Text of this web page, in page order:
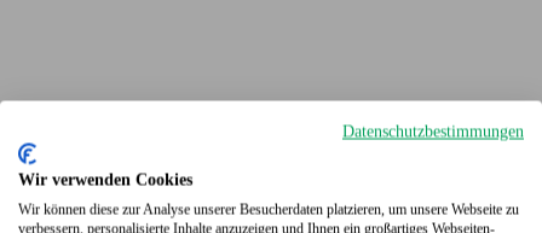
Datenschutzbestimmungen
Wir verwenden Cookies
Wir können diese zur Analyse unserer Besucherdaten platzieren, um unsere Webseite zu
verbessern, personalisierte Inhalte anzuzeigen und Ihnen ein großartiges Webseiten-